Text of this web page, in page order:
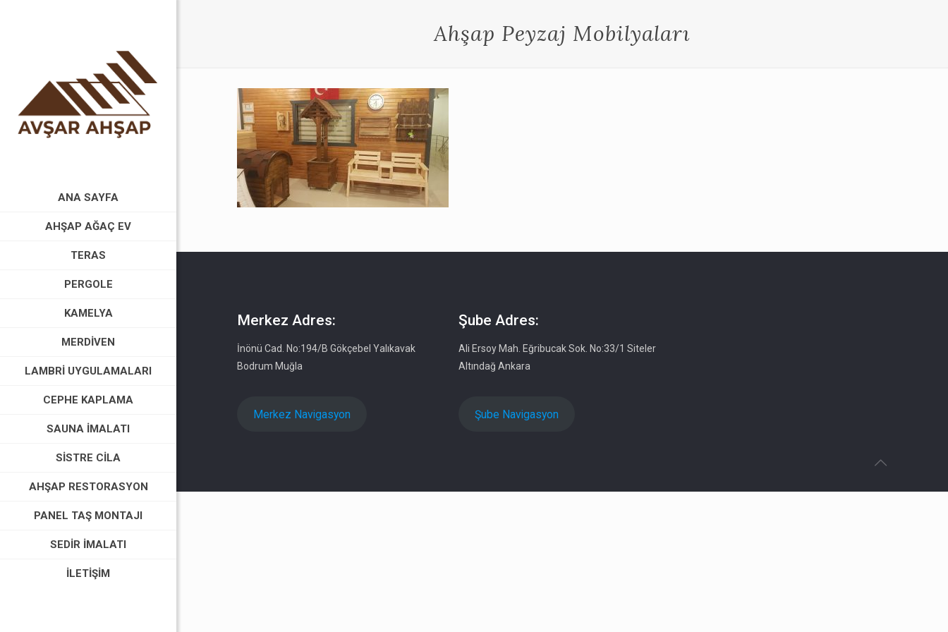
ANA SAYFA
AHŞAP AĞAÇ EV
TERAS
PERGOLE
KAMELYA
MERDIVEN
LAMBRI UYGULAMALARI
CEPHE KAPLAMA
SAUNA İMALATI
SISTRE CILA
AHŞAP RESTORASYON
PANEL TAŞ MONTAJI
SEDIR İMALATI
İLETIŞIM
Ahşap Peyzaj Mobilyaları
Merkez Adres:
İnönü Cad. No:194/B Gökçebel Yalıkavak
Bodrum Muğla
Merkez Navigasyon
Şube Adres:
Ali Ersoy Mah. Eğribucak Sok. No:33/1 Siteler
Altındağ Ankara
Şube Navigasyon